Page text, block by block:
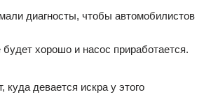
диагносты, чтобы автомобилистов
будет хорошо и насос приработается.
девается искра у этого